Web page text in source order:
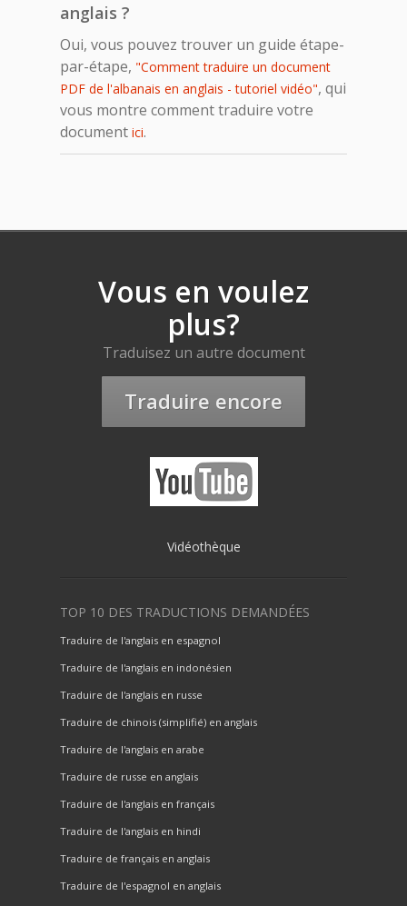
anglais ?
Oui, vous pouvez trouver un guide étape-
par-étape, "Comment traduire un document
PDF de l'albanais en anglais - tutoriel vidéo", qui
vous montre comment traduire votre
document ici.
Vous en voulez
plus?
Traduisez un autre document
Traduire encore
Vidéothèque
TOP 10 DES TRADUCTIONS DEMANDÉES
Traduire de l'anglais en espagnol
Traduire de l'anglais en indonésien
Traduire de l'anglais en russe
Traduire de chinois (simplifié) en anglais
Traduire de l'anglais en arabe
Traduire de russe en anglais
Traduire de l'anglais en français
Traduire de l'anglais en hindi
Traduire de français en anglais
Traduire de l'espagnol en anglais